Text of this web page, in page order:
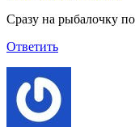
Сразу на рыбалочку
Ответить